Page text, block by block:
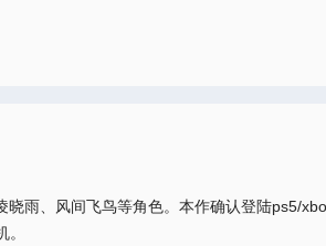
晓雨、风间飞鸟等角色。本作确认登陆ps5/